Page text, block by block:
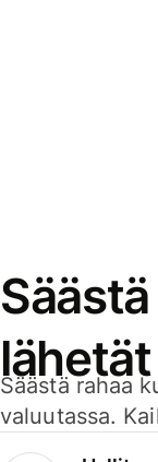
Säästä rahaa
valuutassa.